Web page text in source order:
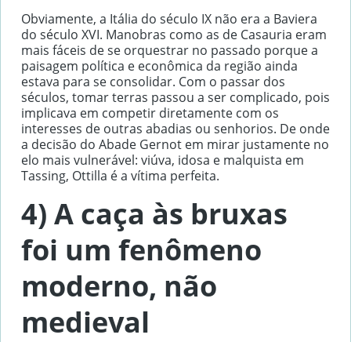
Obviamente, a Itália do século IX não era a Baviera
do século XVI. Manobras como as de Casauria eram
mais fáceis de se orquestrar no passado porque a
paisagem política e econômica da região ainda
estava para se consolidar. Com o passar dos
séculos, tomar terras passou a ser complicado, pois
implicava em competir diretamente com os
interesses de outras abadias ou senhorios. De onde
a decisão do Abade Gernot em mirar justamente no
elo mais vulnerável: viúva, idosa e malquista em
Tassing, Ottilla é a vítima perfeita.
4) A caça às bruxas
foi um fenômeno
moderno, não
medieval